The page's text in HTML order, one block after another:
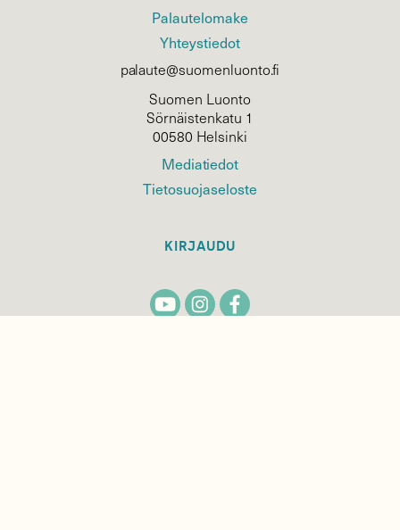
Palautelomake
Yhteystiedot
palaute@suomenluonto.fi
Suomen Luonto
Sörnäistenkatu 1
00580 Helsinki
Mediatiedot
Tietosuojaseloste
KIRJAUDU